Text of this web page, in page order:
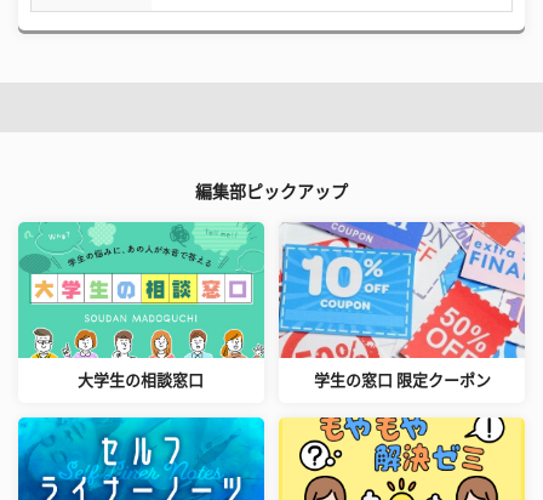
編集部ピックアップ
大学生の相談窓口 学生の窓口 限定クーポン